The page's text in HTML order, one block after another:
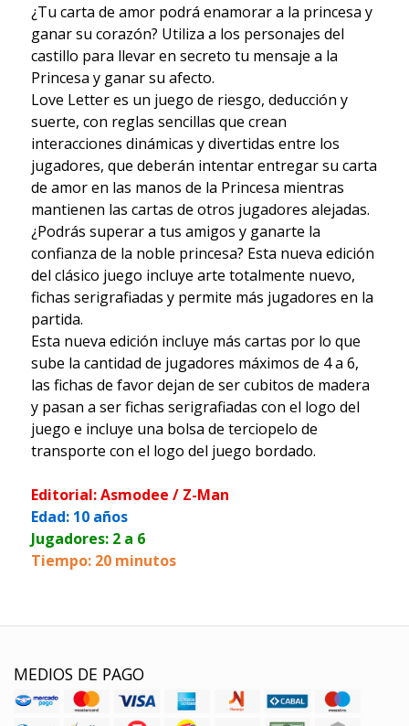
¿Tu carta de amor podrá enamorar a la princesa y
ganar su corazón? Utiliza a los personajes del
castillo para llevar en secreto tu mensaje a la
Princesa y ganar su afecto.
Love Letter es un juego de riesgo, deducción y
suerte, con reglas sencillas que crean
interacciones dinámicas y divertidas entre los
jugadores, que deberán intentar entregar su carta
de amor en las manos de la Princesa mientras
mantienen las cartas de otros jugadores alejadas.
¿Podrás superar a tus amigos y ganarte la
confianza de la noble princesa? Esta nueva edición
del clásico juego incluye arte totalmente nuevo,
fichas serigrafiadas y permite más jugadores en la
partida.
Esta nueva edición incluye más cartas por lo que
sube la cantidad de jugadores máximos de 4 a 6,
las fichas de favor dejan de ser cubitos de madera
y pasan a ser fichas serigrafiadas con el logo del
juego e incluye una bolsa de terciopelo de
transporte con el logo del juego bordado.
Editorial: Asmodee / Z-Man
Edad: 10 años
Jugadores: 2 a 6
Tiempo: 20 minutos
MEDIOS DE PAGO